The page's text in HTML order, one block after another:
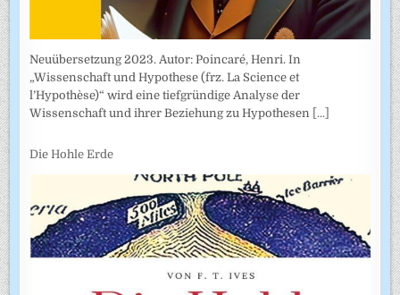
Neuübersetzung 2023. Autor: Poincaré, Henri. In
„Wissenschaft und Hypothese (frz. La Science et
l’Hypothèse)“ wird eine tiefgründige Analyse der
Wissenschaft und ihrer Beziehung zu Hypothesen [...]
Die Hohle Erde